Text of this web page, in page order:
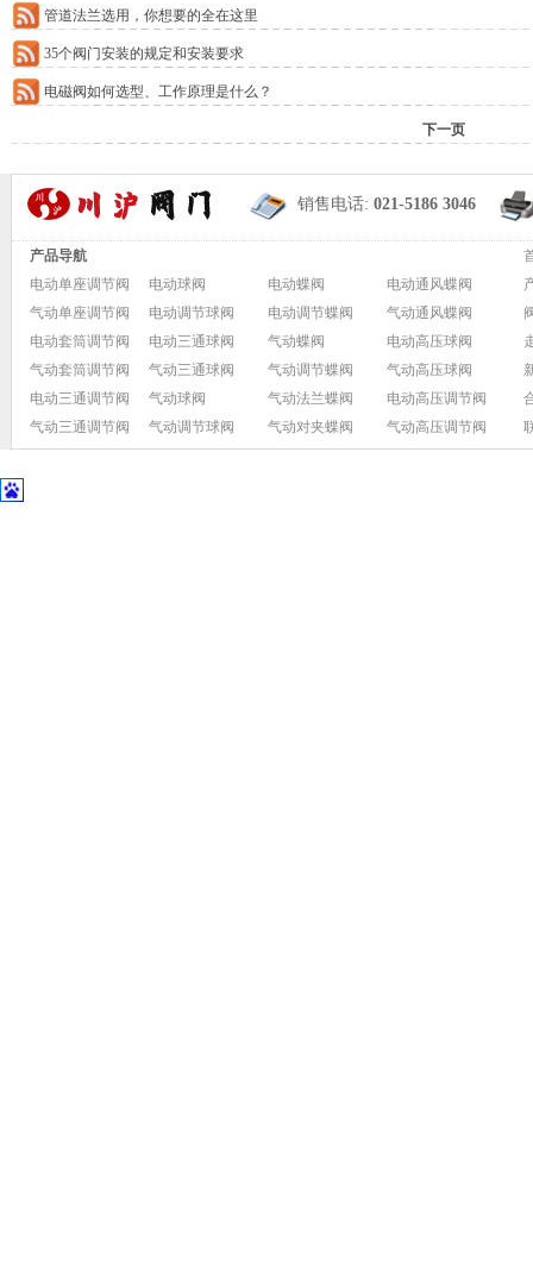
管道法兰选用，你想要的全在这里
35个阀门安装的规定和安装要求
电磁阀如何选型、工作原理是什么？
下一页
销售电话: 021-5186 3046
产品导航
电动单座调节阀
气动单座调节阀
电动套筒调节阀
气动套筒调节阀
电动三通调节阀
气动三通调节阀
电动球阀
电动调节球阀
电动三通球阀
气动三通球阀
气动球阀
气动调节球阀
电动蝶阀
电动调节蝶阀
气动蝶阀
气动调节蝶阀
气动法兰蝶阀
气动对夹蝶阀
电动通风蝶阀
气动通风蝶阀
电动高压球阀
气动高压球阀
电动高压调节阀
气动高压调节阀